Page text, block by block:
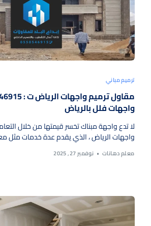
ترميم مباني
واجهات فلل بالرياض
لا تدع واجهة مبناك تخسر قيمتها من خلال
واجهات الرياض ، الذي يقدم عدة خدمات مثل
معلم دهانات نوفمبر 27, 2025